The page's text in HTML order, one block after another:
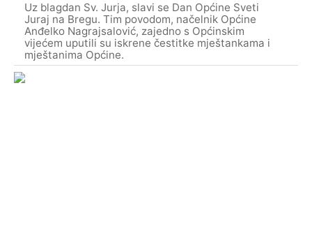
Uz blagdan Sv. Jurja, slavi se Dan Općine Sveti
Juraj na Bregu. Tim povodom, načelnik Općine
Anđelko Nagrajsalović, zajedno s Općinskim
vijećem uputili su iskrene čestitke mještankama i
mještanima Općine.